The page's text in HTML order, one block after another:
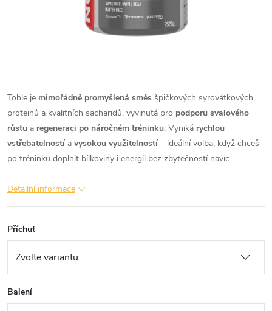
Tohle je mimořádně promyšlená směs špičkových syrovátkových
proteinů a kvalitních sacharidů, vyvinutá pro podporu svalového
růstu a regeneraci po náročném tréninku. Vyniká rychlou
vstřebatelností a vysokou využitelností – ideální volba, když chceš
po tréninku doplnit bílkoviny i energii bez zbytečností navíc.
Detailní informace
Příchuť
Balení